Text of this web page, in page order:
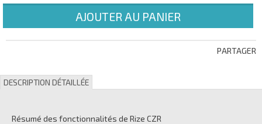
AJOUTER AU PANIER
PARTAGER
DESCRIPTION DÉTAILLÉE
Résumé des fonctionnalités de Rize CZR